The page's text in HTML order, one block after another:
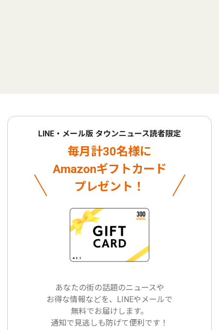
LINE・メール版 タウンニュース読者限定
毎月計30名様に
Amazonギフトカード
プレゼント！
あなたの街の話題のニュースや
お得な情報などを、LINEやメールで
無料でお届けします。
通知で見逃しも防げて便利です！